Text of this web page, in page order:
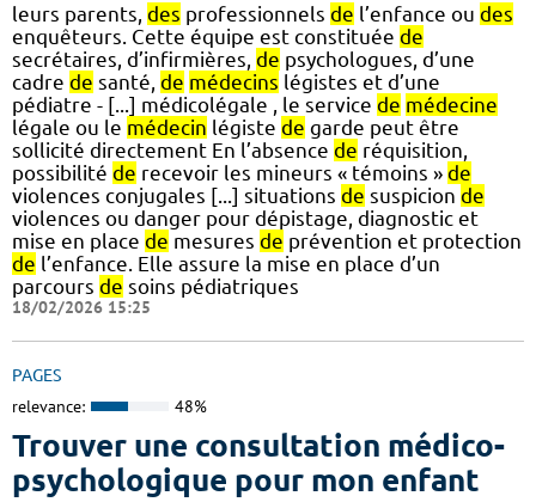
leurs parents, des professionnels de l’enfance ou des
enquêteurs. Cette équipe est constituée de
secrétaires, d’infirmières, de psychologues, d’une
cadre de santé, de médecins légistes et d’une
pédiatre - [...] médicolégale , le service de médecine
légale ou le médecin légiste de garde peut être
sollicité directement En l’absence de réquisition,
possibilité de recevoir les mineurs « témoins » de
violences conjugales [...] situations de suspicion de
violences ou danger pour dépistage, diagnostic et
mise en place de mesures de prévention et protection
de l’enfance. Elle assure la mise en place d’un
parcours de soins pédiatriques
18/02/2026 15:25
PAGES
relevance: 48%
Trouver une consultation médico-
psychologique pour mon enfant